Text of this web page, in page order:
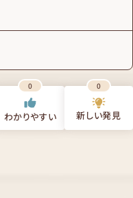
0
わかりやすい
0
新しい発見